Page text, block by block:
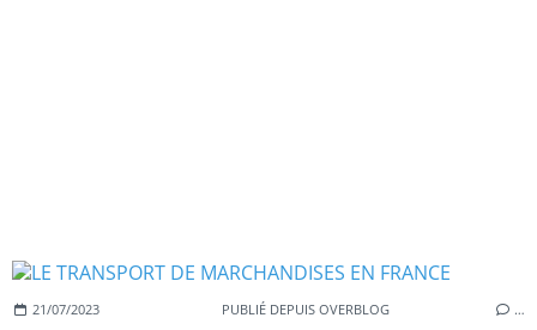
21/07/2023 PUBLIÉ DEPUIS OVERBLOG …